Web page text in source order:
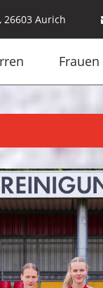
26603 Aurich
Frauen